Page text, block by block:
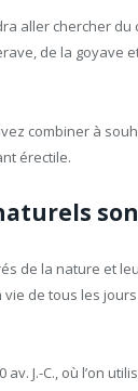
aller chercher du
de la goyave
combiner à
érectile.
de la nature et
de tous les
J.-C., où l’on